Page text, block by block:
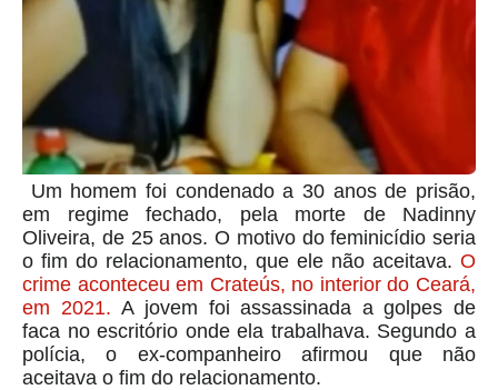
Um homem foi condenado a 30 anos de prisão,
em regime fechado, pela morte de Nadinny
Oliveira, de 25 anos. O motivo do feminicídio seria
o fim do relacionamento, que ele não aceitava. O
crime aconteceu em Crateús, no interior do Ceará,
em 2021. A jovem foi assassinada a golpes de
faca no escritório onde ela trabalhava. Segundo a
polícia, o ex-companheiro afirmou que não
aceitava o fim do relacionamento.